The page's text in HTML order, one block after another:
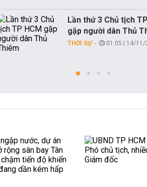
Lần thứ 3 Chủ tịch
gặp người dân Thủ
THỜI SỰ 01:05 | 14/11/